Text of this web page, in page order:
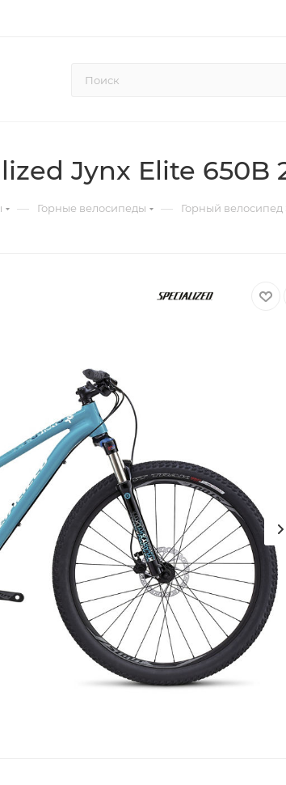
Jynx Elite 650B
— Горные велосипеды — Горный велосипед